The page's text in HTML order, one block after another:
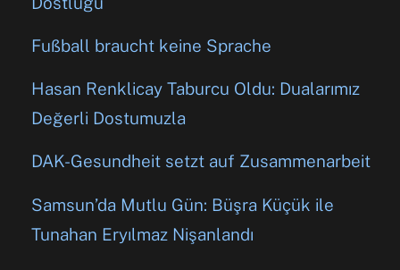
Fußball braucht keine Sprache
Hasan Renklicay Taburcu Oldu: Dualarımız
Değerli Dostumuzla
DAK-Gesundheit setzt auf Zusammenarbeit
Samsun’da Mutlu Gün: Büşra Küçük ile
Tunahan Eryılmaz Nişanlandı